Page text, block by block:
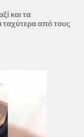
και τα
ταχύτερα από τους